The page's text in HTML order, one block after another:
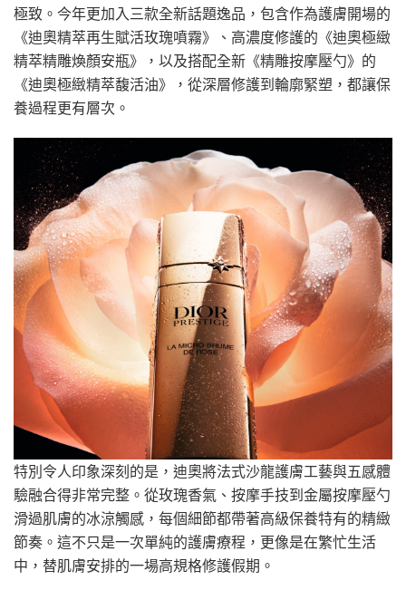
極致。今年更加入三款全新話題逸品，包含作為護膚開場的
《迪奧精萃再生賦活玫瑰噴霧》、高濃度修護的《迪奧極緻
精萃精雕煥顏安瓶》，以及搭配全新《精雕按摩壓勺》的
《迪奧極緻精萃馥活油》，從深層修護到輪廓緊塑，都讓保
養過程更有層次。
特別令人印象深刻的是，迪奧將法式沙龍護膚工藝與五感體
驗融合得非常完整。從玫瑰香氣、按摩手技到金屬按摩壓勺
滑過肌膚的冰涼觸感，每個細節都帶著高級保養特有的精緻
節奏。這不只是一次單純的護膚療程，更像是在繁忙生活
中，替肌膚安排的一場高規格修護假期。